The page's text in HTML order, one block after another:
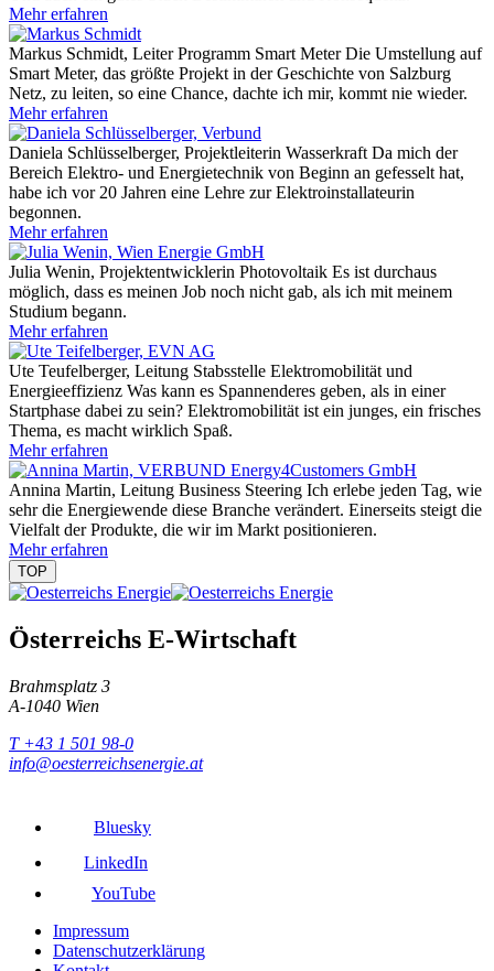
Mehr erfahren
Markus Schmidt, Leiter Programm Smart MeterDie Umstellung auf
Smart Meter, das größte Projekt in der Geschichte von Salzburg
Netz, zu leiten, so eine Chance, dachte ich mir, kommt nie wieder.
Mehr erfahren
Daniela Schlüsselberger, Projektleiterin Wasserkraft Da mich der
Bereich Elektro- und Energietechnik von Beginn an gefesselt hat,
habe ich vor 20 Jahren eine Lehre zur Elektroinstallateurin
begonnen.
Mehr erfahren
Julia Wenin, Projektentwicklerin Photovoltaik Es ist durchaus
möglich, dass es meinen Job noch nicht gab, als ich mit meinem
Studium begann.
Mehr erfahren
Ute Teufelberger, Leitung Stabsstelle Elektromobilität und
Energieeffizienz Was kann es Spannenderes geben, als in einer
Startphase dabei zu sein? Elektromobilität ist ein junges, ein frisches
Thema, es macht wirklich Spaß.
Mehr erfahren
Annina Martin, Leitung Business Steering Ich erlebe jeden Tag, wie
sehr die Energiewende diese Branche verändert. Einerseits steigt die
Vielfalt der Produkte, die wir im Markt positionieren.
Mehr erfahren
TOP
Österreichs E-Wirtschaft
Brahmsplatz 3
A-1040 Wien
T +43 1 501 98-0
info@oesterreichsenergie.at
Bluesky
LinkedIn
YouTube
Impressum
Datenschutzerklärung